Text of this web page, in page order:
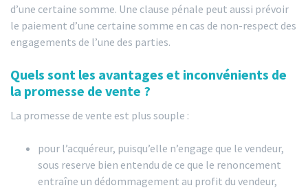
d’une certaine somme. Une clause pénale peut aussi prévoir
le paiement d’une certaine somme en cas de non-respect des
engagements de l’une des parties.
Quels sont les avantages et inconvénients de
la promesse de vente ?
La promesse de vente est plus souple :
pour l’acquéreur, puisqu’elle n’engage que le vendeur,
sous reserve bien entendu de ce que le renoncement
entraîne un dédommagement au profit du vendeur,